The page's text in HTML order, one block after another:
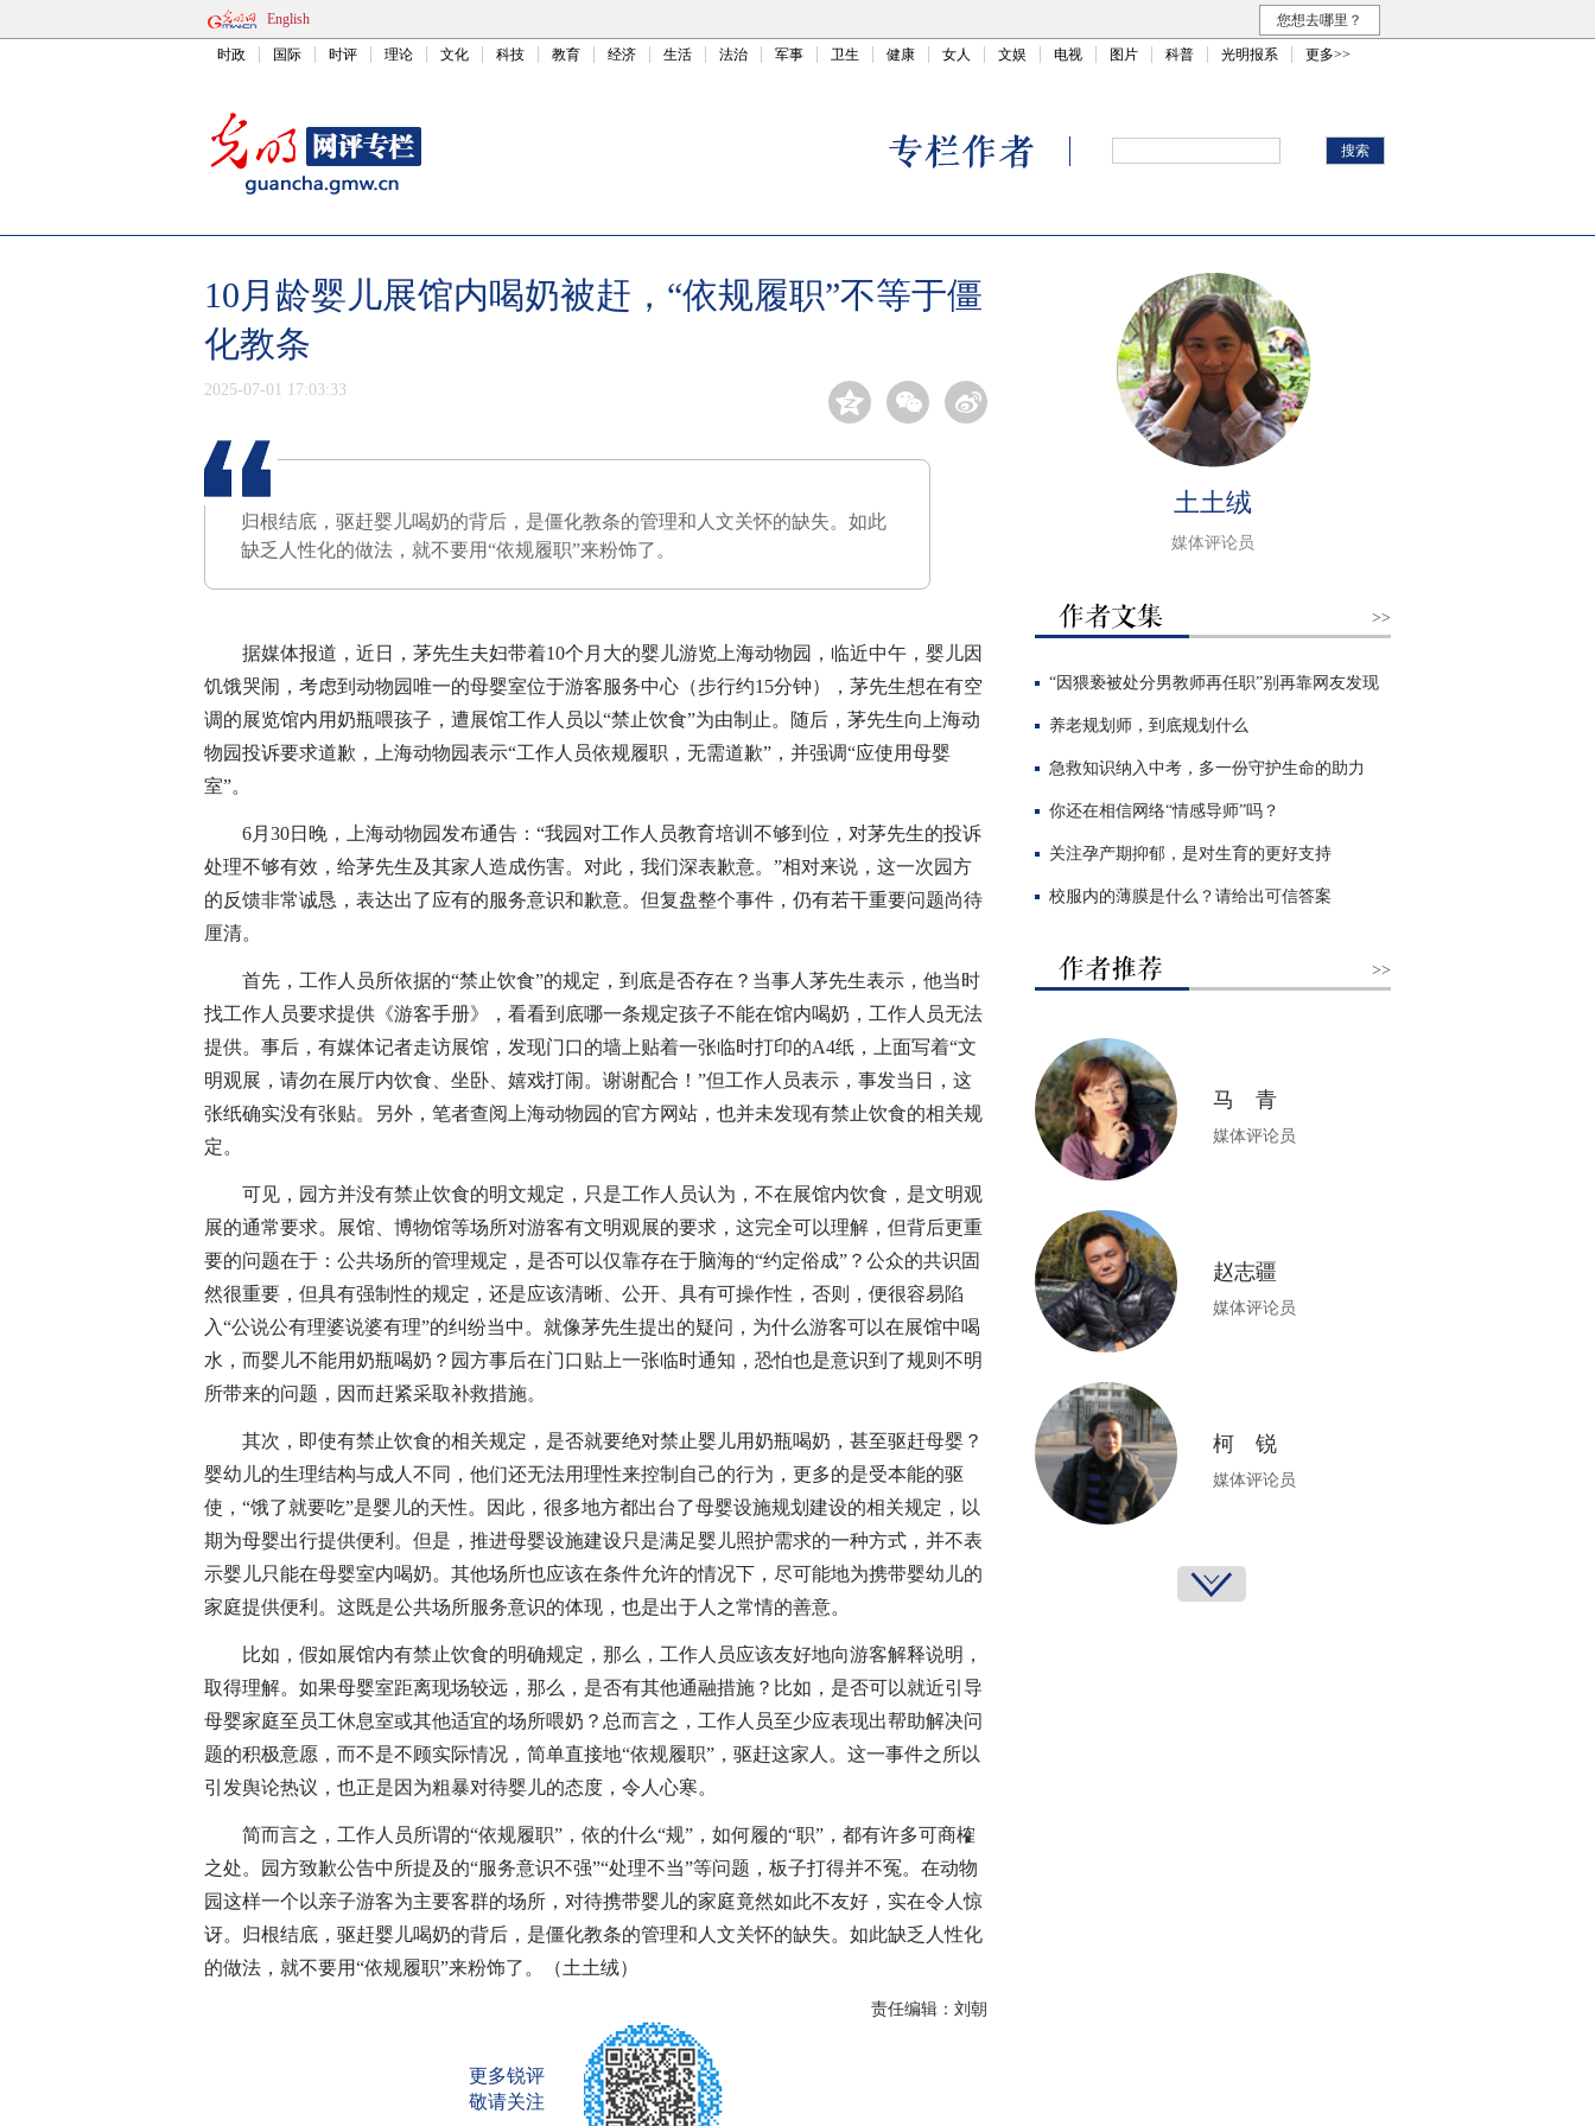
English 您想去哪里？
时政 国际 时评 理论 文化 科技 教育 经济 生活 法治 军事 卫生 健康 女人 文娱 电视 图片 科普 光明报系 更多>>
10月龄婴儿展馆内喝奶被赶，“依规履职”不等于僵
化教条
2025-07-01 17:03:33
归根结底，驱赶婴儿喝奶的背后，是僵化教条的管理和人文关怀的缺失。如此
缺乏人性化的做法，就不要用“依规履职”来粉饰了。
据媒体报道，近日，茅先生夫妇带着10个月大的婴儿游览上海动物园，临近中午，婴儿因
饥饿哭闹，考虑到动物园唯一的母婴室位于游客服务中心（步行约15分钟），茅先生想在有空
调的展览馆内用奶瓶喂孩子，遭展馆工作人员以“禁止饮食”为由制止。随后，茅先生向上海动
物园投诉要求道歉，上海动物园表示“工作人员依规履职，无需道歉”，并强调“应使用母婴
室”。
6月30日晚，上海动物园发布通告：“我园对工作人员教育培训不够到位，对茅先生的投诉
处理不够有效，给茅先生及其家人造成伤害。对此，我们深表歉意。”相对来说，这一次园方
的反馈非常诚恳，表达出了应有的服务意识和歉意。但复盘整个事件，仍有若干重要问题尚待
厘清。
首先，工作人员所依据的“禁止饮食”的规定，到底是否存在？当事人茅先生表示，他当时
找工作人员要求提供《游客手册》，看看到底哪一条规定孩子不能在馆内喝奶，工作人员无法
提供。事后，有媒体记者走访展馆，发现门口的墙上贴着一张临时打印的A4纸，上面写着“文
明观展，请勿在展厅内饮食、坐卧、嬉戏打闹。谢谢配合！”但工作人员表示，事发当日，这
张纸确实没有张贴。另外，笔者查阅上海动物园的官方网站，也并未发现有禁止饮食的相关规
定。
可见，园方并没有禁止饮食的明文规定，只是工作人员认为，不在展馆内饮食，是文明观
展的通常要求。展馆、博物馆等场所对游客有文明观展的要求，这完全可以理解，但背后更重
要的问题在于：公共场所的管理规定，是否可以仅靠存在于脑海的“约定俗成”？公众的共识固
然很重要，但具有强制性的规定，还是应该清晰、公开、具有可操作性，否则，便很容易陷
入“公说公有理婆说婆有理”的纠纷当中。就像茅先生提出的疑问，为什么游客可以在展馆中喝
水，而婴儿不能用奶瓶喝奶？园方事后在门口贴上一张临时通知，恐怕也是意识到了规则不明
所带来的问题，因而赶紧采取补救措施。
其次，即使有禁止饮食的相关规定，是否就要绝对禁止婴儿用奶瓶喝奶，甚至驱赶母婴？
婴幼儿的生理结构与成人不同，他们还无法用理性来控制自己的行为，更多的是受本能的驱
使，“饿了就要吃”是婴儿的天性。因此，很多地方都出台了母婴设施规划建设的相关规定，以
期为母婴出行提供便利。但是，推进母婴设施建设只是满足婴儿照护需求的一种方式，并不表
示婴儿只能在母婴室内喝奶。其他场所也应该在条件允许的情况下，尽可能地为携带婴幼儿的
家庭提供便利。这既是公共场所服务意识的体现，也是出于人之常情的善意。
比如，假如展馆内有禁止饮食的明确规定，那么，工作人员应该友好地向游客解释说明，
取得理解。如果母婴室距离现场较远，那么，是否有其他通融措施？比如，是否可以就近引导
母婴家庭至员工休息室或其他适宜的场所喂奶？总而言之，工作人员至少应表现出帮助解决问
题的积极意愿，而不是不顾实际情况，简单直接地“依规履职”，驱赶这家人。这一事件之所以
引发舆论热议，也正是因为粗暴对待婴儿的态度，令人心寒。
简而言之，工作人员所谓的“依规履职”，依的什么“规”，如何履的“职”，都有许多可商榷
之处。园方致歉公告中所提及的“服务意识不强”“处理不当”等问题，板子打得并不冤。在动物
园这样一个以亲子游客为主要客群的场所，对待携带婴儿的家庭竟然如此不友好，实在令人惊
讶。归根结底，驱赶婴儿喝奶的背后，是僵化教条的管理和人文关怀的缺失。如此缺乏人性化
的做法，就不要用“依规履职”来粉饰了。（土土绒）
责任编辑：刘朝
更多锐评
敬请关注
土土绒
媒体评论员
>>
“因猥亵被处分男教师再任职”别再靠网友发现
养老规划师，到底规划什么
急救知识纳入中考，多一份守护生命的助力
你还在相信网络“情感导师”吗？
关注孕产期抑郁，是对生育的更好支持
校服内的薄膜是什么？请给出可信答案
>>
马 青
媒体评论员
赵志疆
媒体评论员
柯 锐
媒体评论员